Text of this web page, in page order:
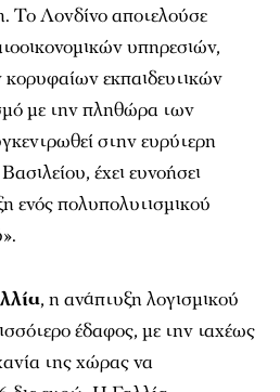
Το Λονδίνο αποτελούσε
υπηρεσιών,
εκπαιδευτικών
με την πληθώρα των
στην ευρύτερη
έχει ευνοήσει
ενός πολυπολυτισμικού
, η ανάπτυξη λογισμικού
έδαφος, με την ταχέως
της χώρας να